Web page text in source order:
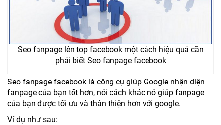
Seo fanpage lên top facebook một cách hiệu quả cần
phải biết Seo fanpage facebook
Seo fanpage facebook là công cụ giúp Google nhận diện
fanpage của bạn tốt hơn, nói cách khác nó giúp fanpage
của bạn được tối ưu và thân thiện hơn với google.
Ví dụ như sau: